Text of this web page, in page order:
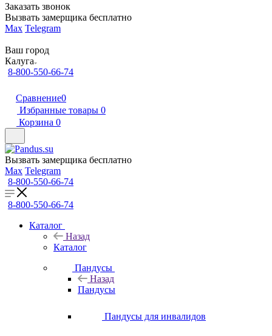
Заказать звонок
Вызвать замерщика бесплатно
Max Telegram
Ваш город
Калуга
8-800-550-66-74
Сравнение0
Избранные товары 0
Корзина 0
Вызвать замерщика бесплатно
Max Telegram
8-800-550-66-74
8-800-550-66-74
Каталог
Назад
Каталог
Пандусы
Назад
Пандусы
Пандусы для инвалидов